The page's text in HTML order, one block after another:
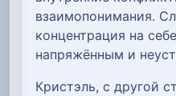
взаимопонимания.
концентрация на
напряжённым и
Кристэль, с другой